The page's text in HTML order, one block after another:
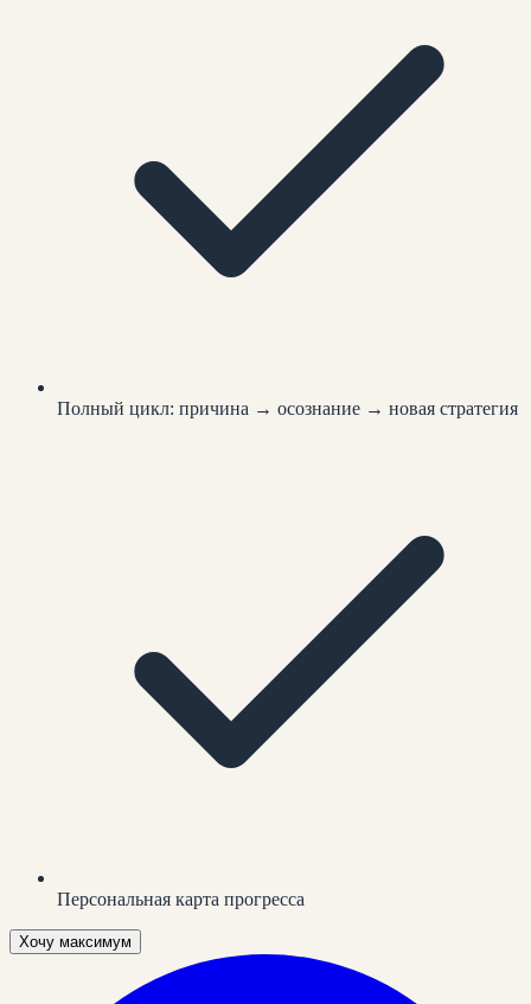
Полный цикл: причина → осознание → новая стратегия
Персональная карта прогресса
Хочу максимум